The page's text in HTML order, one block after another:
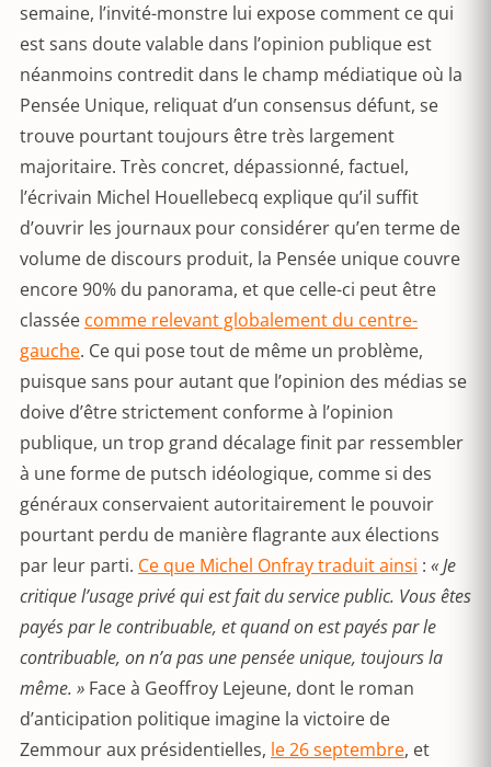
semaine, l’invité-monstre lui expose comment ce qui
est sans doute valable dans l’opinion publique est
néanmoins contredit dans le champ médiatique où la
Pensée Unique, reliquat d’un consensus défunt, se
trouve pourtant toujours être très largement
majoritaire. Très concret, dépassionné, factuel,
l’écrivain Michel Houellebecq explique qu’il suffit
d’ouvrir les journaux pour considérer qu’en terme de
volume de discours produit, la Pensée unique couvre
encore 90% du panorama, et que celle-ci peut être
classée comme relevant globalement du centre-
gauche. Ce qui pose tout de même un problème,
puisque sans pour autant que l’opinion des médias se
doive d’être strictement conforme à l’opinion
publique, un trop grand décalage finit par ressembler
à une forme de putsch idéologique, comme si des
généraux conservaient autoritairement le pouvoir
pourtant perdu de manière flagrante aux élections
par leur parti. Ce que Michel Onfray traduit ainsi : « Je
critique l’usage privé qui est fait du service public. Vous êtes
payés par le contribuable, et quand on est payés par le
contribuable, on n’a pas une pensée unique, toujours la
même. » Face à Geoffroy Lejeune, dont le roman
d’anticipation politique imagine la victoire de
Zemmour aux présidentielles, le 26 septembre, et